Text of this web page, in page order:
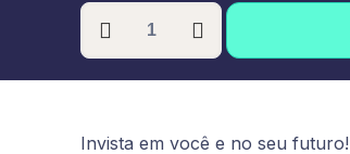
PÓS-
GRADUAÇÃO
EMERGÊNCIA
Invista em você e no seu futuro!